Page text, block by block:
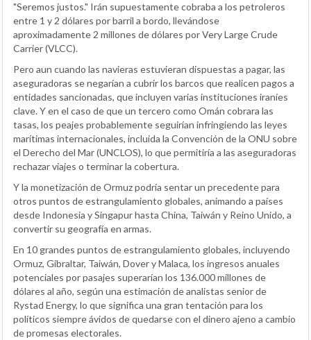
"Seremos justos." Irán supuestamente cobraba a los petroleros
entre 1 y 2 dólares por barril a bordo, llevándose
aproximadamente 2 millones de dólares por Very Large Crude
Carrier (VLCC).
Pero aun cuando las navieras estuvieran dispuestas a pagar, las
aseguradoras se negarían a cubrir los barcos que realicen pagos a
entidades sancionadas, que incluyen varias instituciones iraníes
clave. Y en el caso de que un tercero como Omán cobrara las
tasas, los peajes probablemente seguirían infringiendo las leyes
marítimas internacionales, incluida la Convención de la ONU sobre
el Derecho del Mar (UNCLOS), lo que permitiría a las aseguradoras
rechazar viajes o terminar la cobertura.
Y la monetización de Ormuz podría sentar un precedente para
otros puntos de estrangulamiento globales, animando a países
desde Indonesia y Singapur hasta China, Taiwán y Reino Unido, a
convertir su geografía en armas.
En 10 grandes puntos de estrangulamiento globales, incluyendo
Ormuz, Gibraltar, Taiwán, Dover y Malaca, los ingresos anuales
potenciales por pasajes superarían los 136.000 millones de
dólares al año, según una estimación de analistas senior de
Rystad Energy, lo que significa una gran tentación para los
políticos siempre ávidos de quedarse con el dinero ajeno a cambio
de promesas electorales.